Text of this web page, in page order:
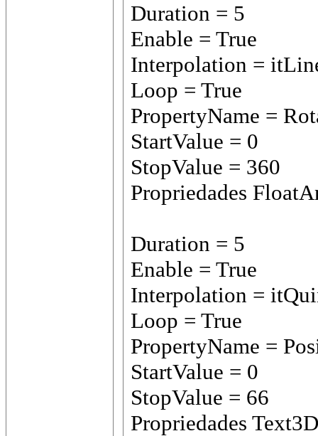
Duration = 5
Enable = True
Interpolation =
Loop = True
PropertyName =
StartValue = 0
StopValue = 360
Propriedades
Duration = 5
Enable = True
Interpolation =
Loop = True
PropertyName =
StartValue = 0
StopValue = 66
Propriedades